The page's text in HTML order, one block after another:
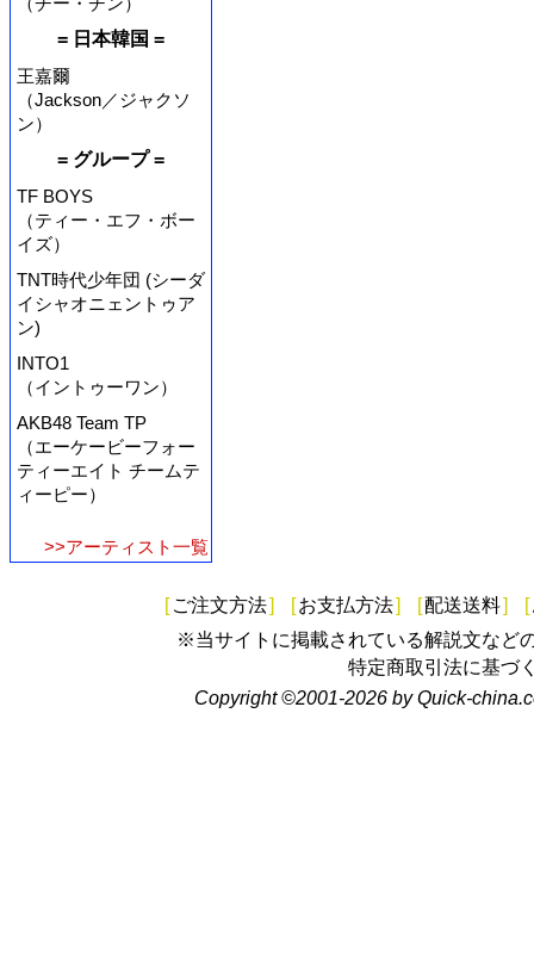
= 日本韓国 =
王嘉爾
（Jackson／ジャクソ
ン）
= グループ =
TF BOYS
（ティー・エフ・ボー
イズ）
TNT時代少年団 (シーダ
イシャオニェントゥア
ン)
INTO1
（イントゥーワン）
AKB48 Team TP
（エーケービーフォー
ティーエイト チームテ
ィーピー）
>>アーティスト一覧
[ ご注文方法] [お支払方法] [配送送料] [
※当サイトに掲載されている解説文など
特定商取引法に基づ
Copyright ©2001-2026 by Quick-